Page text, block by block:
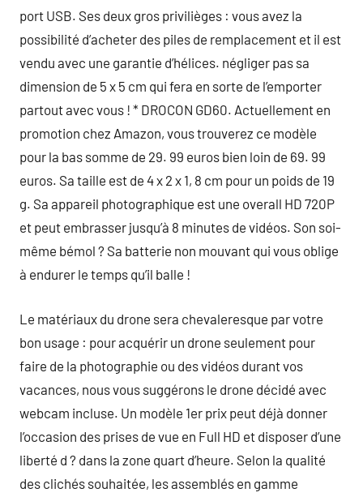
port USB. Ses deux gros privilièges : vous avez la
possibilité d’acheter des piles de remplacement et il est
vendu avec une garantie d’hélices. négliger pas sa
dimension de 5 x 5 cm qui fera en sorte de l’emporter
partout avec vous ! * DROCON GD60. Actuellement en
promotion chez Amazon, vous trouverez ce modèle
pour la bas somme de 29. 99 euros bien loin de 69. 99
euros. Sa taille est de 4 x 2 x 1, 8 cm pour un poids de 19
g. Sa appareil photographique est une overall HD 720P
et peut embrasser jusqu’à 8 minutes de vidéos. Son soi-
même bémol ? Sa batterie non mouvant qui vous oblige
à endurer le temps qu’il balle !
Le matériaux du drone sera chevaleresque par votre
bon usage : pour acquérir un drone seulement pour
faire de la photographie ou des vidéos durant vos
vacances, nous vous suggérons le drone décidé avec
webcam incluse. Un modèle 1er prix peut déjà donner
l’occasion des prises de vue en Full HD et disposer d’une
liberté d ? dans la zone quart d’heure. Selon la qualité
des clichés souhaitée, les assemblés en gamme